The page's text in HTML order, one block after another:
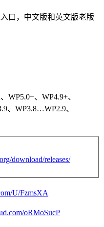
口，中文版和英文版老版
WP5.0+、WP4.9+、
、WP3.8…WP2.9、
download/releases/
U/FzmsXA
oRMoSucP